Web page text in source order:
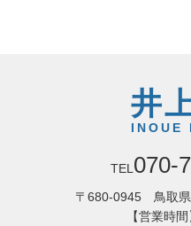
井
INOUE
TEL 070-
〒680-0945 鳥取県
【営業時